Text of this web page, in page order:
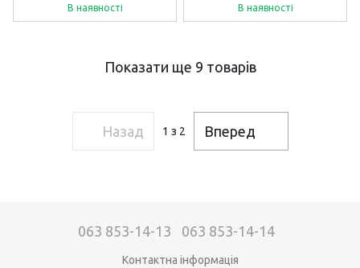
В наявності В наявності
Показати ще 9 товарів
Назад 1 з 2 Вперед
063 853-14-13 063 853-14-14
Контактна інформація